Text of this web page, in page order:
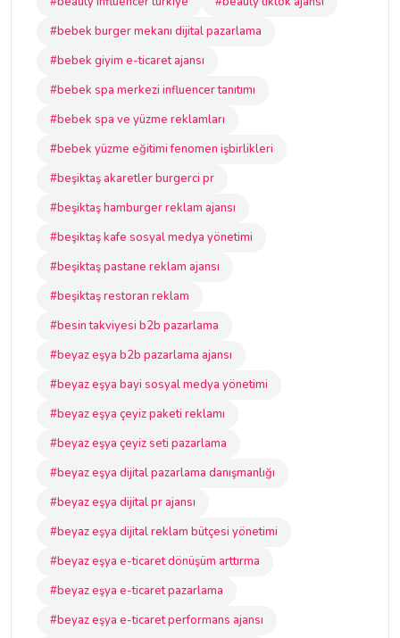
#bebek burger mekanı dijital pazarlama
#bebek giyim e-ticaret ajansı
#bebek spa merkezi influencer tanıtımı
#bebek spa ve yüzme reklamları
#bebek yüzme eğitimi fenomen işbirlikleri
#beşiktaş akaretler burgerci pr
#beşiktaş hamburger reklam ajansı
#beşiktaş kafe sosyal medya yönetimi
#beşiktaş pastane reklam ajansı
#beşiktaş restoran reklam
#besin takviyesi b2b pazarlama
#beyaz eşya b2b pazarlama ajansı
#beyaz eşya bayi sosyal medya yönetimi
#beyaz eşya çeyiz paketi reklamı
#beyaz eşya çeyiz seti pazarlama
#beyaz eşya dijital pazarlama danışmanlığı
#beyaz eşya dijital pr ajansı
#beyaz eşya dijital reklam bütçesi yönetimi
#beyaz eşya e-ticaret dönüşüm arttırma
#beyaz eşya e-ticaret pazarlama
#beyaz eşya e-ticaret performans ajansı